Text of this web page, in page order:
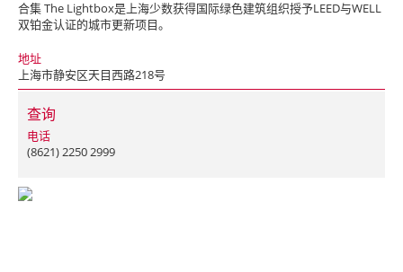
合集 The Lightbox是上海少数获得国际绿色建筑组织授予LEED与WELL
双铂金认证的城市更新项目。
地址
上海市静安区天目西路218号
查询
电话
(8621) 2250 2999